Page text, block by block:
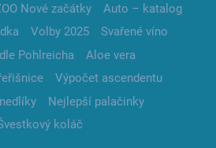
Nové začátky
Auto – katalog
Volby 2025
Svařené víno
Pohlreicha
Aloe vera
Výpočet ascendentu
Nejlepší palačinky
koláč